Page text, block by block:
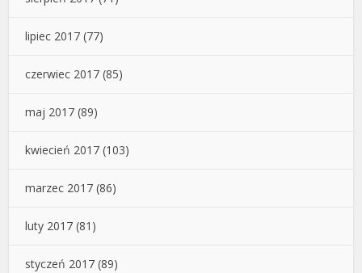
lipiec 2017 (77)
czerwiec 2017 (85)
maj 2017 (89)
kwiecień 2017 (103)
marzec 2017 (86)
luty 2017 (81)
styczeń 2017 (89)